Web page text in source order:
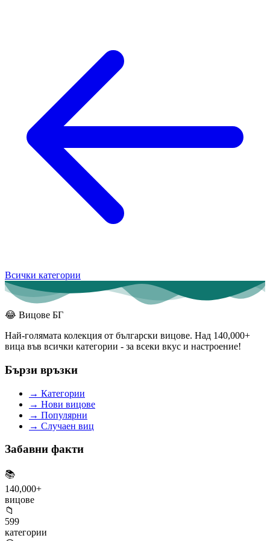
Всички категории
😂 Вицове БГ
Най-голямата колекция от български вицове. Над 140,000+
вица във всички категории - за всеки вкус и настроение!
Бързи връзки
→ Категории
→ Нови вицове
→ Популярни
→ Случаен виц
Забавни факти
📚
140,000+
вицове
📁
599
категории